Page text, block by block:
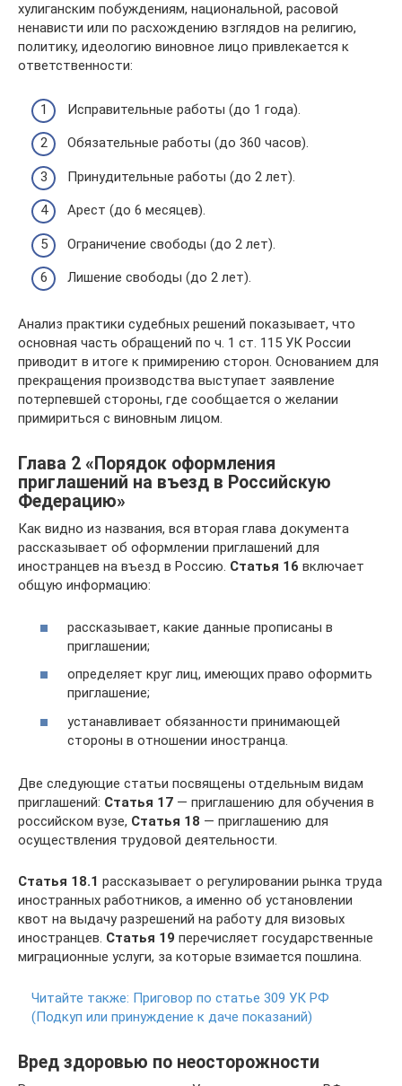
хулиганским побуждениям, национальной, расовой
ненависти или по расхождению взглядов на религию,
политику, идеологию виновное лицо привлекается к
ответственности:
Исправительные работы (до 1 года).
Обязательные работы (до 360 часов).
Принудительные работы (до 2 лет).
Арест (до 6 месяцев).
Ограничение свободы (до 2 лет).
Лишение свободы (до 2 лет).
Анализ практики судебных решений показывает, что
основная часть обращений по ч. 1 ст. 115 УК России
приводит в итоге к примирению сторон. Основанием для
прекращения производства выступает заявление
потерпевшей стороны, где сообщается о желании
примириться с виновным лицом.
Глава 2 «Порядок оформления
приглашений на въезд в Российскую
Федерацию»
Как видно из названия, вся вторая глава документа
рассказывает об оформлении приглашений для
иностранцев на въезд в Россию. Статья 16 включает
общую информацию:
рассказывает, какие данные прописаны в
приглашении;
определяет круг лиц, имеющих право оформить
приглашение;
устанавливает обязанности принимающей
стороны в отношении иностранца.
Две следующие статьи посвящены отдельным видам
приглашений: Статья 17 — приглашению для обучения в
российском вузе, Статья 18 — приглашению для
осуществления трудовой деятельности.
Статья 18.1 рассказывает о регулировании рынка труда
иностранных работников, а именно об установлении
квот на выдачу разрешений на работу для визовых
иностранцев. Статья 19 перечисляет государственные
миграционные услуги, за которые взимается пошлина.
Читайте также: Приговор по статье 309 УК РФ
(Подкуп или принуждение к даче показаний)
Вред здоровью по неосторожности